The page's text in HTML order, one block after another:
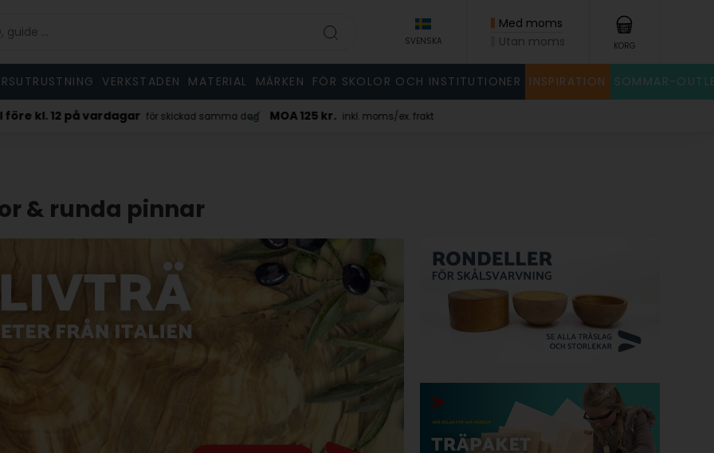
SVENSKA
Med moms
Utan moms
KORG
VERKSTADEN MATERIAL MÄRKEN FÖR SKOLOR OCH INSTITUTIONER INSPIRATION SOMMAR-
12 på vardagar för skickad samma dag MOA 125 kr. inkl. moms/ex. frakt
& runda pinnar